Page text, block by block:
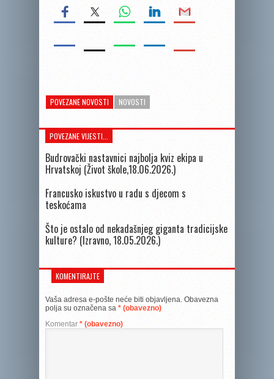
POVEZANE NOVOSTI NOVOSTI
POVEZANE VIJESTI...
Budrovački nastavnici najbolja kviz ekipa u
Hrvatskoj (Život škole,18.06.2026.)
Francusko iskustvo u radu s djecom s
teskoćama
Što je ostalo od nekadašnjeg giganta tradicijske
kulture? (Izravno, 18.05.2026.)
KOMENTIRAJTE
Vaša adresa e-pošte neće biti objavljena. Obavezna
polja su označena sa * (obavezno)
Komentar * (obavezno)